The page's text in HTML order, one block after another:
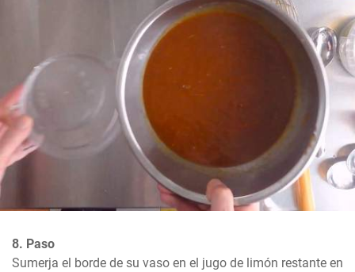
8. Paso
Sumerja el borde de su vaso en el jugo de limón restante en